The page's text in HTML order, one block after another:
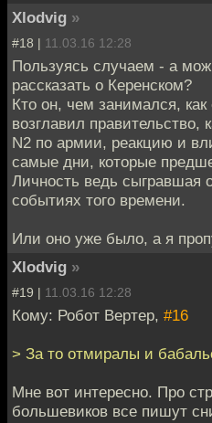
Xlodvig »
#18 | 11.03.16 12:28
Пользуясь случаем - а
рассказать о Керенском?
Кто он, чем занимался, как
возглавил правительство,
N2 по армии, реакцию и
самые дни, которые
Личность ведь сыгравшая
событиях того времени.
Или оно уже было, а я
Xlodvig »
#19 | 11.03.16 12:28
Кому: Робот Вертер, #16
> За то отмиралы и
Мне вот интересно. Про
большевиков все пишут